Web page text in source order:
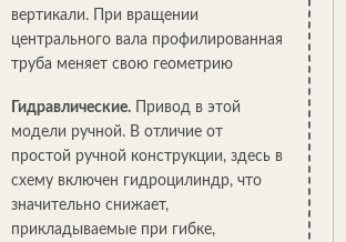
вертикали. При вращении
центрального вала профилированная
труба меняет свою геометрию
Гидравлические. Привод в этой
модели ручной. В отличие от
простой ручной конструкции, здесь в
схему включен гидроцилиндр, что
значительно снижает,
прикладываемые при гибке,